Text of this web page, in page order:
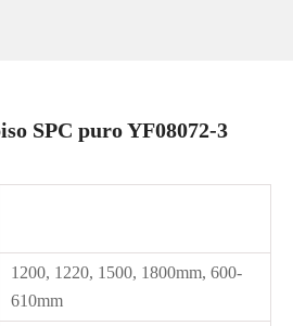
SPC puro YF08072-3
1200, 1220, 1500, 1800mm, 600-
610mm